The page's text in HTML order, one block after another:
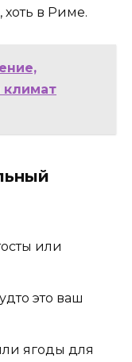
в Риме.
климат
или
это ваш
ягоды для